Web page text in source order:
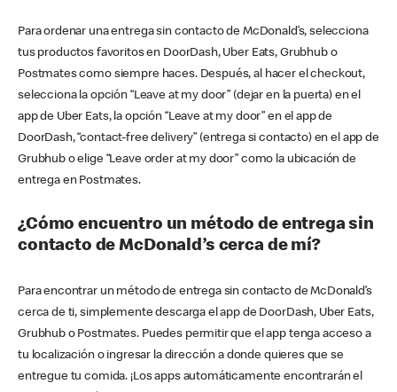
Para ordenar una entrega sin contacto de McDonald’s, selecciona
tus productos favoritos en DoorDash, Uber Eats, Grubhub o
Postmates como siempre haces. Después, al hacer el checkout,
selecciona la opción “Leave at my door” (dejar en la puerta) en el
app de Uber Eats, la opción “Leave at my door” en el app de
DoorDash, “contact-free delivery” (entrega si contacto) en el app de
Grubhub o elige “Leave order at my door” como la ubicación de
entrega en Postmates.
¿Cómo encuentro un método de entrega sin
contacto de McDonald’s cerca de mí?
Para encontrar un método de entrega sin contacto de McDonald’s
cerca de ti, simplemente descarga el app de DoorDash, Uber Eats,
Grubhub o Postmates. Puedes permitir que el app tenga acceso a
tu localización o ingresar la dirección a donde quieres que se
entregue tu comida. ¡Los apps automáticamente encontrarán el